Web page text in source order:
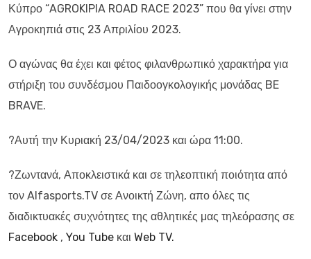
Κύπρο “AGROKIPIA ROAD RACE 2023” που θα γίνει στην
Αγροκηπιά στις 23 Απριλίου 2023.
Ο αγώνας θα έχει και φέτος φιλανθρωπικό χαρακτήρα για
στήριξη του συνδέσμου Παιδοογκoλογικής μονάδας BE
BRAVE.
?Αυτή την Κυριακή 23/04/2023 και ώρα 11:00.
?Ζωντανά, Αποκλειστικά και σε τηλεοπτική ποιότητα από
τον Alfasports.TV σε Ανοικτή Ζώνη, απο όλες τις
διαδικτυακές συχνότητες της αθλητικές μας τηλεόρασης σε
Facebook , You Tube και Web TV.